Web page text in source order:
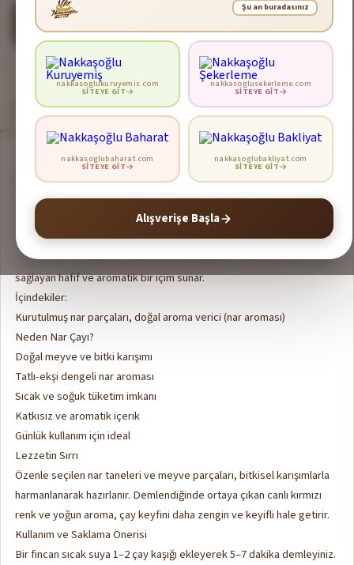
Şu an buradasınız
nakkasoglukuruyemis.com
SITEYE GIT
nakkasoglusekerleme.com
SITEYE GIT
nakkasoglubaharat.com
SITEYE GIT
nakkasoglubakliyat.com
SITEYE GIT
Alışverişe Başla
Ürün Açıklaması Ürün Bilgileri
Nar Çayı – Yoğun Meyve Aroması, Ferahlatıcı İçim
Canlı rengi ve hafif ekşimsi tatlı aromasıyla öne çıkanNar Çayı,
meyve çayları arasında en sevilen ve en ferahlatıcı seçeneklerden
biridir. Doğal nar aromasıyla zenginleştirilen bu özel karışım, hem
sıcak hem de soğuk olarak keyifle tüketilebilir. Günün her anına uyum
sağlayan hafif ve aromatik bir içim sunar.
İçindekiler:
Kurutulmuş nar parçaları, doğal aroma verici (nar aroması)
Neden Nar Çayı?
Doğal meyve ve bitki karışımı
Tatlı-ekşi dengeli nar aroması
Sıcak ve soğuk tüketim imkanı
Katkısız ve aromatik içerik
Günlük kullanım için ideal
Lezzetin Sırrı
Özenle seçilen nar taneleri ve meyve parçaları, bitkisel karışımlarla
harmanlanarak hazırlanır. Demlendiğinde ortaya çıkan canlı kırmızı
renk ve yoğun aroma, çay keyfini daha zengin ve keyifli hale getirir.
Kullanım ve Saklama Önerisi
Bir fincan sıcak suya 1–2 çay kaşığı ekleyerek 5–7 dakika demleyiniz.